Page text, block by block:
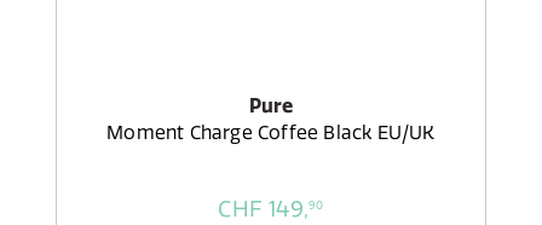
Pure
Moment Charge Coffee Black EU/UK
CHF 149,90